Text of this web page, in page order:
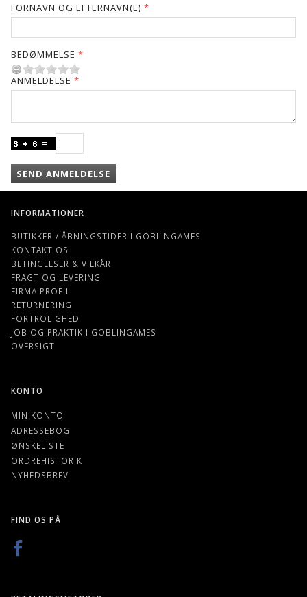
FORNAVN OG EFTERNAVN(E)
BEDØMMELSE
ANMELDELSE
SEND ANMELDELSE
INFORMATIONER
BUTIKKER / ÅBNINGSTIDER I GOBLINGAMES
KONTAKT OS
BETINGELSER & VILKÅR
FRAGT OG LEVERING
FIRMA PROFIL
RETURNERING
FORTROLIGHED
JOB OG PRAKTIK I GOBLINGAMES
OVERSIGT
KONTO
MIN KONTO
ADRESSEBOG
ØNSKELISTE
ORDREHISTORIK
NYHEDSBREV
FIND OS PÅ